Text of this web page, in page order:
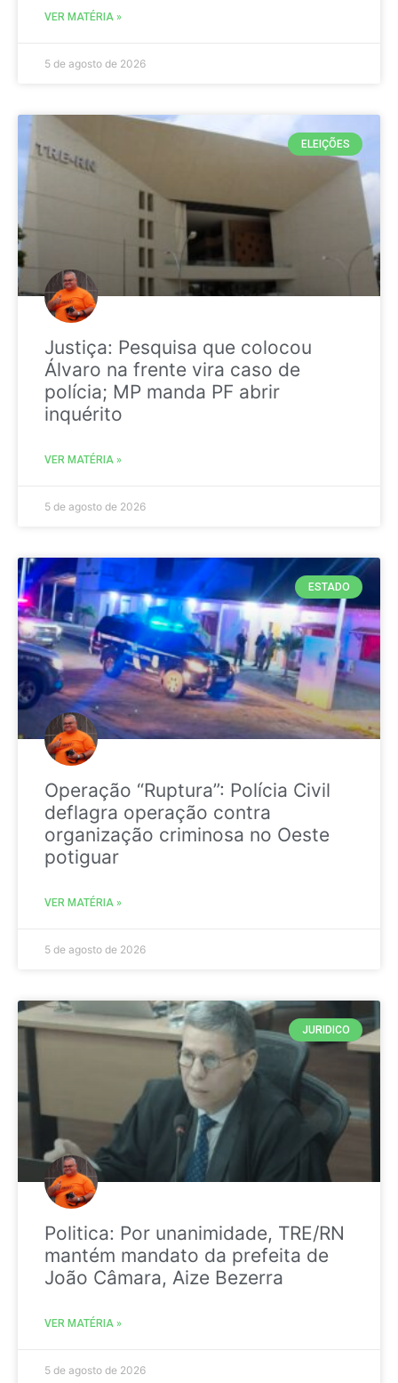
VER MATÉRIA »
5 de agosto de 2026
ELEIÇÕES
Justiça: Pesquisa que colocou
Álvaro na frente vira caso de
polícia; MP manda PF abrir
inquérito
VER MATÉRIA »
5 de agosto de 2026
ESTADO
Operação “Ruptura”: Polícia Civil
deflagra operação contra
organização criminosa no Oeste
potiguar
VER MATÉRIA »
5 de agosto de 2026
JURIDICO
Politica: Por unanimidade, TRE/RN
mantém mandato da prefeita de
João Câmara, Aize Bezerra
VER MATÉRIA »
5 de agosto de 2026